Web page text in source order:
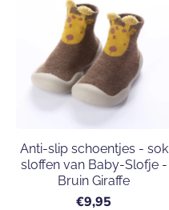
Anti-slip schoentjes - sok
sloffen van Baby-Slofje -
Bruin Giraffe
€9,95